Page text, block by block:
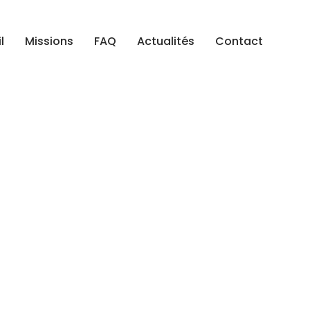
Missions FAQ Actualités Contact